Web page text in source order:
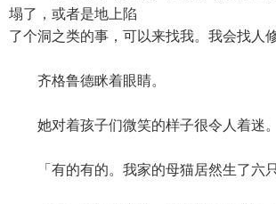
塌了，或者是地上陷
了个洞之类的事，可以来找我。我会找人
齐格鲁德眯着眼睛。
她对着孩子们微笑的样子很令人着迷。
「有的有的。我家的母猫居然生了六只